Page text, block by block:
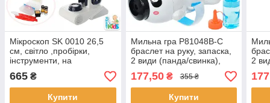
Мікроскоп SK 0010 26,5
см, світло ,пробірки,
інструменти, на
батарейках, в коробці, 20-
27-13см
665 ₴
Купити
Мильна гра P81048B-C
браслет на руку, запаска,
2 види (панда/свинка),
музика, світло, на
батарейках 3АА, в
коробці, 19,5-18-9см
177,50₴ 355 ₴
Купити
2